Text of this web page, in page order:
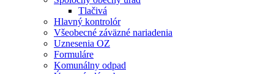
Tlačivá
Hlavný kontrolór
Všeobecné záväzné nariadenia
Uznesenia OZ
Formuláre
Komunálny odpad